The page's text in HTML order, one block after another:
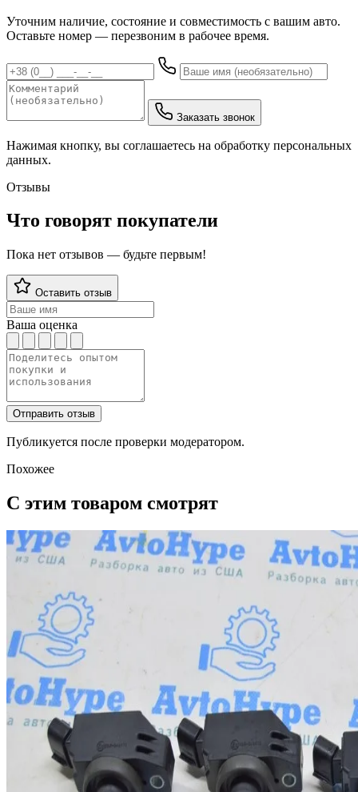
Уточним наличие, состояние и совместимость с вашим авто.
Оставьте номер — перезвоним в рабочее время.
Заказать звонок
Нажимая кнопку, вы соглашаетесь на обработку персональных
данных.
Отзывы
Что говорят покупатели
Пока нет отзывов — будьте первым!
Оставить отзыв
Ваша оценка
Отправить отзыв
Публикуется после проверки модератором.
Похожее
С этим товаром смотрят